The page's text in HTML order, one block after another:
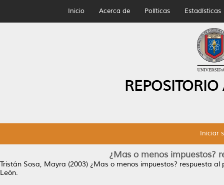
Inicio Acerca de Políticas Estadísticas
Iniciar
¿Mas o menos impuestos?
Tristán Sosa, Mayra (2003) ¿Mas o menos impuestos? respuesta al
León.